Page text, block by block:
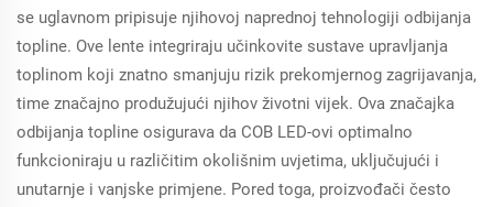
se uglavnom pripisuje njihovoj naprednoj tehnologiji odbijanja
topline. Ove lente integriraju učinkovite sustave upravljanja
toplinom koji znatno smanjuju rizik prekomjernog zagrijavanja,
time značajno produžujući njihov životni vijek. Ova značajka
odbijanja topline osigurava da COB LED-ovi optimalno
funkcioniraju u različitim okolišnim uvjetima, uključujući i
unutarnje i vanjske primjene. Pored toga, proizvođači često